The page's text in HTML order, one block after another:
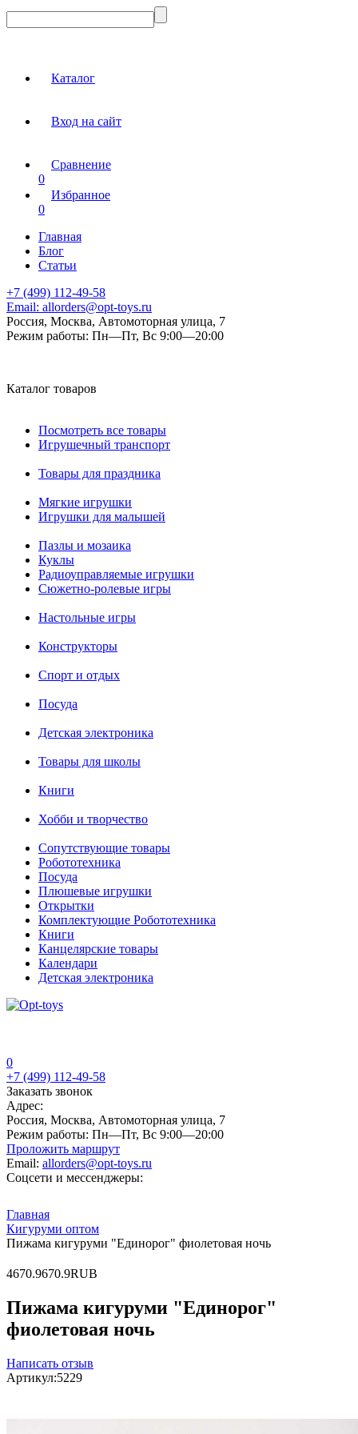
Каталог
Вход на сайт
Сравнение
0
Избранное
0
Главная
Блог
Статьи
+7 (499) 112-49-58
Email: allorders@opt-toys.ru
Россия, Москва, Автомоторная улица, 7
Режим работы: Пн—Пт, Вс 9:00—20:00
Каталог товаров
Посмотреть все товары
Игрушечный транспорт
Товары для праздника
Мягкие игрушки
Игрушки для малышей
Пазлы и мозаика
Куклы
Радиоуправляемые игрушки
Сюжетно-ролевые игры
Настольные игры
Конструкторы
Спорт и отдых
Посуда
Детская электроника
Товары для школы
Книги
Хобби и творчество
Сопутствующие товары
Робототехника
Посуда
Плюшевые игрушки
Открытки
Комплектующие Робототехника
Книги
Канцелярские товары
Календари
Детская электроника
0
+7 (499) 112-49-58
Заказать звонок
Адрес:
Россия, Москва, Автомоторная улица, 7
Режим работы: Пн—Пт, Вс 9:00—20:00
Проложить маршрут
Email: allorders@opt-toys.ru
Соцсети и мессенджеры:
Главная
Кигуруми оптом
Пижама кигуруми "Единорог" фиолетовая ночь
4670.9670.9RUB
Пижама кигуруми "Единорог"
фиолетовая ночь
Написать отзыв
Артикул:5229